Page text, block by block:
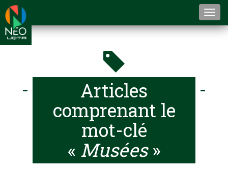
Articles
comprenant le
mot-clé
« Musées»